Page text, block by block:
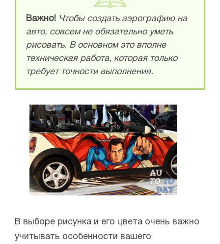
Важно! Чтобы создать аэрографию на
авто, совсем не обязательно уметь
рисовать. В основном это вполне
техническая работа, которая только
требует точности выполнения.
В выборе рисунка и его цвета очень важно
учитывать особенности вашего